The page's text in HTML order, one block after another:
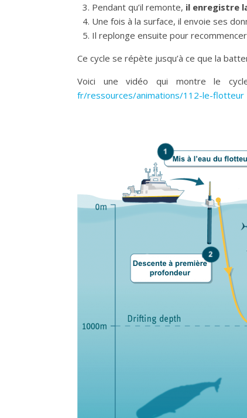
Pendant qu’il remonte, il enregistre
Une fois à la surface, il envoie ses
Il replonge ensuite pour
Ce cycle se répète jusqu’à ce que la
Voici une vidéo qui montre le
fr/ressources/animations/112-le-flotteur